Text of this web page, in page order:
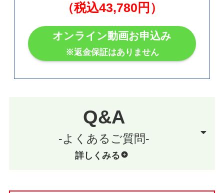
（税込43,780円）
オンライン動画お申込み
※返金保証はありません
Q&A
-よくあるご質問-
詳しくみる